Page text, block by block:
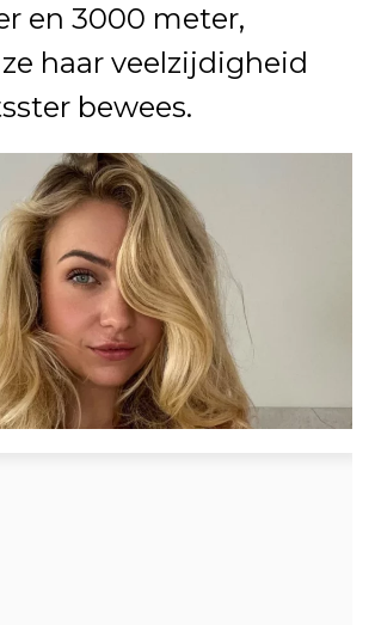
en 3000 meter,
haar veelzijdigheid
bewees.